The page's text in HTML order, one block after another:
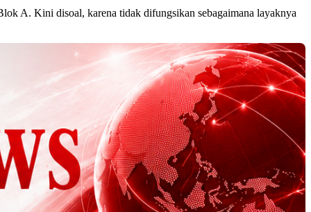
A. Kini disoal, karena tidak difungsikan sebagaimana layaknya